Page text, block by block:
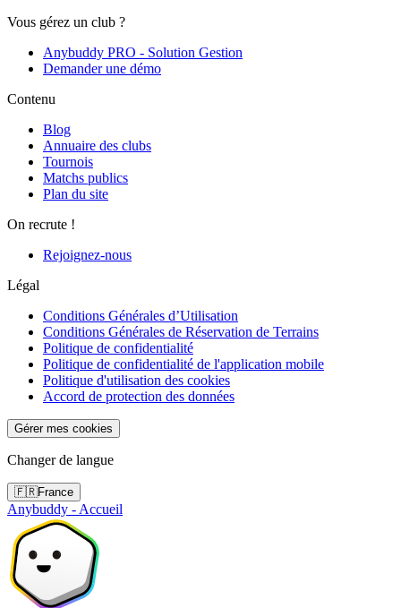
Vous gérez un club ?
Anybuddy PRO - Solution Gestion
Demander une démo
Contenu
Blog
Annuaire des clubs
Tournois
Matchs publics
Plan du site
On recrute !
Rejoignez-nous
Légal
Conditions Générales d’Utilisation
Conditions Générales de Réservation de Terrains
Politique de confidentialité
Politique de confidentialité de l'application mobile
Politique d'utilisation des cookies
Accord de protection des données
Gérer mes cookies
Changer de langue
🇫🇷France
Anybuddy - Accueil